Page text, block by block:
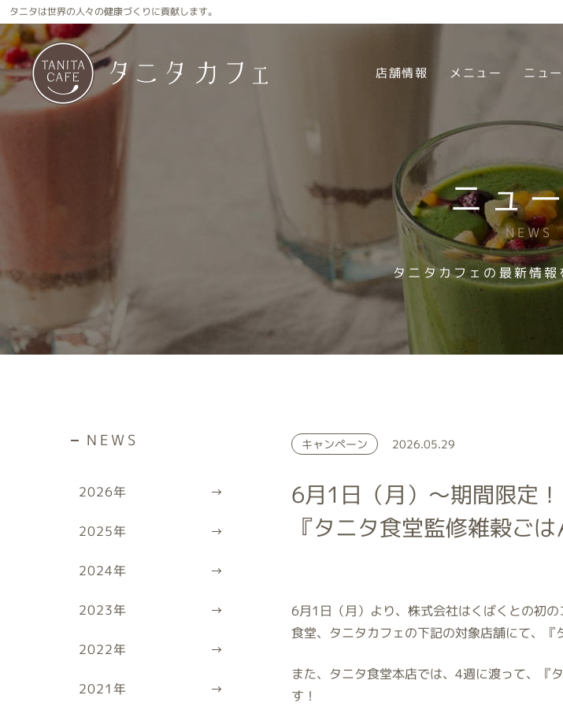
タニタは世界の人々の健康づくりに貢献します。
店舗情報 メニュー ニュ
ニュ
NEWS
タニタカフェの最新情報
キャンペーン 2026.05.29
6月1日（月）～期間限定
『タニタ食堂監修雑穀ご
6月1 日（月）より、株式会社はくばくとの初
食堂、タニタカフェの下記の対象店舗にて、『
また、タニタ食堂本店では、 4週に渡って、『
す！
NEWS
2026年
2025年
2024年
2023年
2022年
2021年